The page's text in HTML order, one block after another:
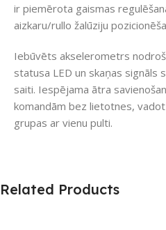
ir piemērota gaismas
aizkaru/rullo žalūziju
Iebūvēts akselerometrs
statusa LED un skaņas signāls
saiti. Iespējama ātra
komandām bez lietotnes,
grupas ar vienu pulti.
Related Products